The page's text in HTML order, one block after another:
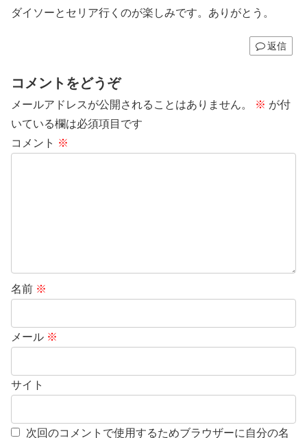
ダイソーとセリア行くのが楽しみです。ありがとう。
返信
コメントをどうぞ
メールアドレスが公開されることはありません。 ※ が付
いている欄は必須項目です
コメント ※
名前 ※
メール ※
サイト
次回のコメントで使用するためブラウザーに自分の名